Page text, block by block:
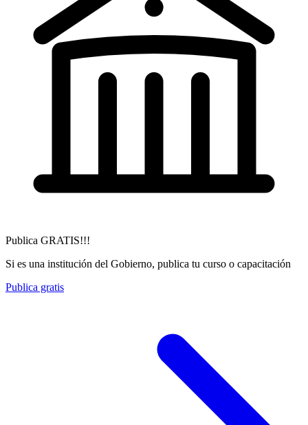
Publica GRATIS!!!
Si es una institución del Gobierno, publica tu curso o capacitación
Publica gratis